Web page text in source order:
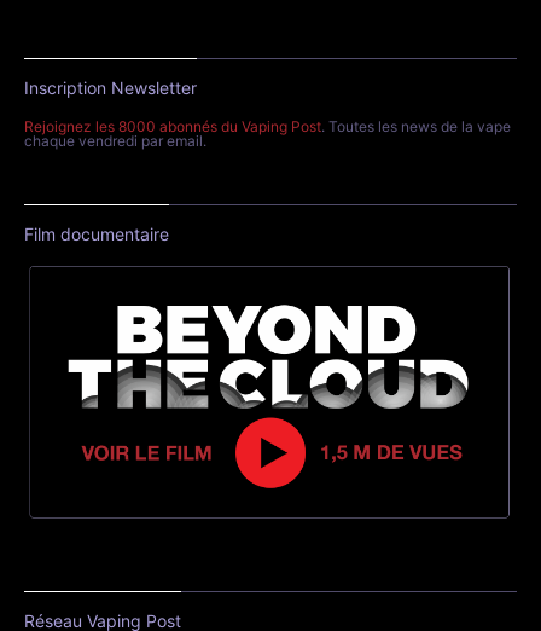
Inscription Newsletter
Rejoignez les 8000 abonnés du Vaping Post. Toutes les news de la vape
chaque vendredi par email.
Film documentaire
Réseau Vaping Post